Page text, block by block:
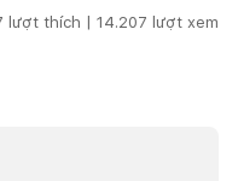
lượt thích | 14.207 lượt xem